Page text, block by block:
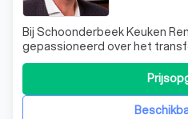
Bij Schoonderbeek Keuken
gepassioneerd over het
een ruimte die niet alleen
weerspiegeling van uw
jaar ervaring in de branche,
als een van de meest betro